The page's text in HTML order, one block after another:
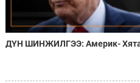
ДҮН ШИНЖИЛГЭЭ: Америк-